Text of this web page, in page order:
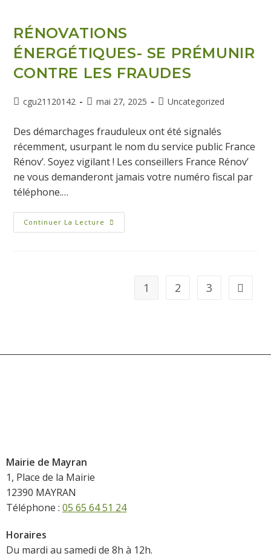
RÉNOVATIONS
ÉNERGÉTIQUES- SE PRÉMUNIR
CONTRE LES FRAUDES
cgu21120142 mai 27, 2025 Uncategorized
Des démarchages frauduleux ont été signalés
récemment, usurpant le nom du service public France
Rénov’. Soyez vigilant ! Les conseillers France Rénov’
ne vous demanderont jamais votre numéro fiscal par
téléphone.…
Continuer La Lecture
1 2 3
Mairie de Mayran
1, Place de la Mairie
12390 MAYRAN
Téléphone : 05 65 64 51 24
Horaires
Du mardi au samedi de 8h à 12h.